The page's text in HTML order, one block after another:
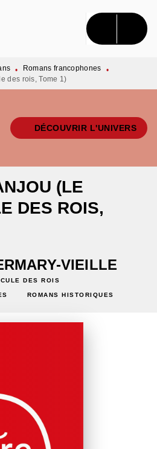
CONTENU
• Romans francophones
•
des rois, Tome 1)
DÉCOUVRIR L'UNIVERS
(LE
DES ROIS,
VIEILLE
DES ROIS
ROMANS HISTORIQUES